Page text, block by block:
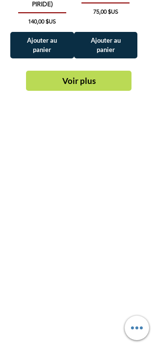
PIRIDE)
Prix
140,00 $US
Ajouter au
panier
Prix
75,00 $US
Ajouter au
panier
Voir plus